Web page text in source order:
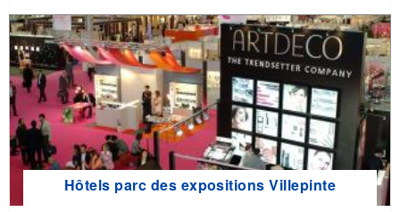
Hôtels parc des expositions Villepinte